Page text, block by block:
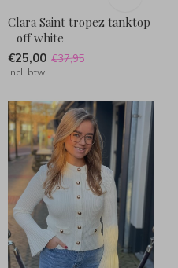
Clara Saint tropez tanktop
- off white
€25,00 €37,95
Incl. btw